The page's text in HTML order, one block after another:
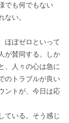
でも何でもない
い。
ほぼゼロといって
が賛同する。しか
、人々の心は急に
のトラブルが良い
ントが、今日は応
ている。そう感じ